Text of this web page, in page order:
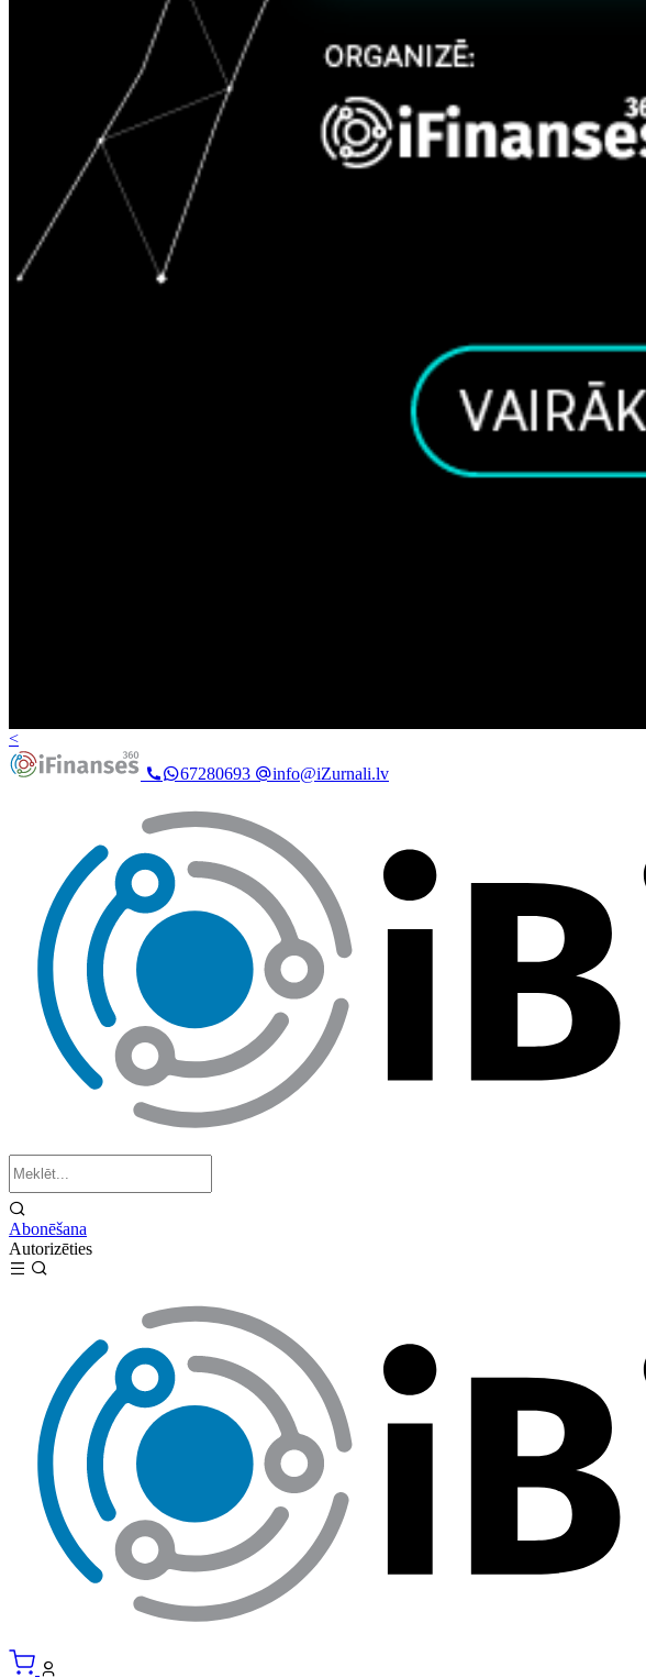
<
67280693
info@iZurnali.lv
Abonēšana
Autorizēties